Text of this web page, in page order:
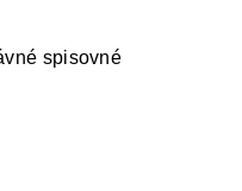
spisovné